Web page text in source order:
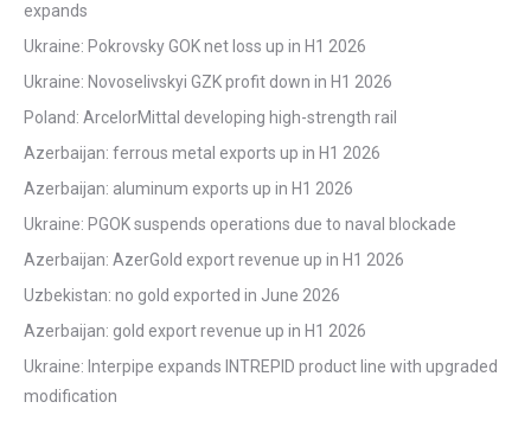
expands
Ukraine: Pokrovsky GOK net loss up in H1 2026
Ukraine: Novoselivskyi GZK profit down in H1 2026
Poland: ArcelorMittal developing high-strength rail
Azerbaijan: ferrous metal exports up in H1 2026
Azerbaijan: aluminum exports up in H1 2026
Ukraine: PGOK suspends operations due to naval blockade
Azerbaijan: AzerGold export revenue up in H1 2026
Uzbekistan: no gold exported in June 2026
Azerbaijan: gold export revenue up in H1 2026
Ukraine: Interpipe expands INTREPID product line with upgraded
modification